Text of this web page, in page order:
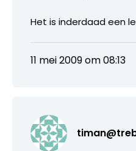
Het is inderdaad een
11 mei 2009 om 08:13